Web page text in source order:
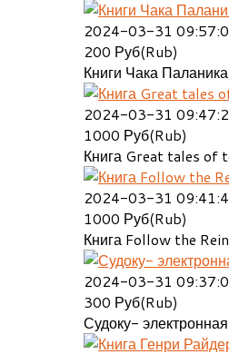
2024-03-31
200 Руб(Rub)
Книги Чака
2024-03-31
1000 Руб(Rub)
Книга Great tales of
2024-03-31
1000 Руб(Rub)
Книга Follow the
2024-03-31
300 Руб(Rub)
Судоку-